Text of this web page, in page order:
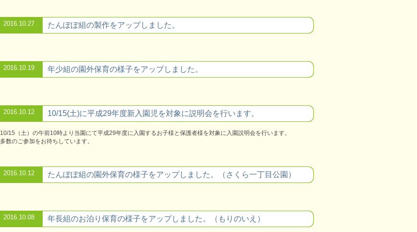
2016.10.27 たんぽぽ組の製作をアップしました。
2016.10.19 年少組の園外保育の様子をアップしました。
2016.10.12 10/15(土)に平成29年度新入園児を対象に説明会を行います。
10/15（土）の午前10時より当園にて平成29年度に入園するお子様と保護者様を対象に入園説明会を行います。
多数のご参加をお待ちしています。
2016.10.12 たんぽぽ組の園外保育の様子をアップしました。（さくら一丁目公園）
2016.10.08 年長組のお泊り保育の様子をアップしました。（もりのいえ）